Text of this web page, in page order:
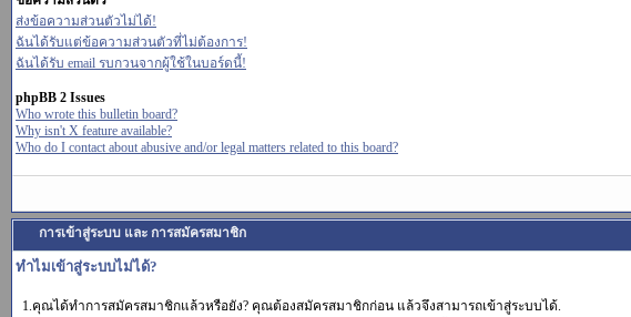
ส่งข้อความส่วนตัวไม่ได้!
ฉันได้รับแต่ข้อความส่วนตัวที่ไม่ต้องการ!
ฉันได้รับ email รบกวนจากผู้ใช้ในบอร์ดนี้!
phpBB 2 Issues
Who wrote this bulletin board?
Why isn't X feature available?
Who do I contact about abusive and/or legal matters related to this board?
การเข้าสู่ระบบ และ การสมัครสมาชิก
ทำไมเข้าสู่ระบบไม่ได้?
1.คุณได้ทำการสมัครสมาชิกแล้วหรือยัง? คุณต้องสมัครสมาชิกก่อน แล้วจึงสามารถเข้าสู่ระบบได้.